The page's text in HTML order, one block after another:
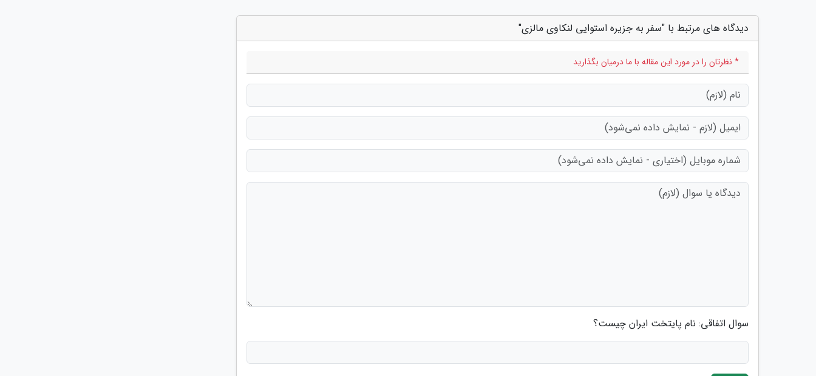
دیدگاه های مرتبط با "سفر به جزیره استوایی لنکاوی مالزی"
* نظرتان را در مورد این مقاله با ما درمیان بگذارید
سوال اتفاقی: نام پایتخت ایران چیست؟